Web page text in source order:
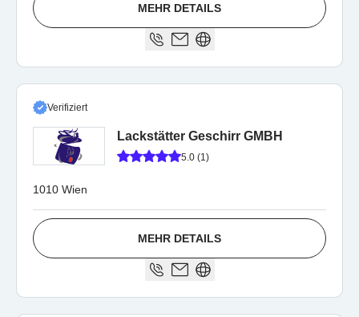
MEHR DETAILS
Verifiziert
Lackstätter Geschirr GMBH
5.0 (1)
1010 Wien
MEHR DETAILS